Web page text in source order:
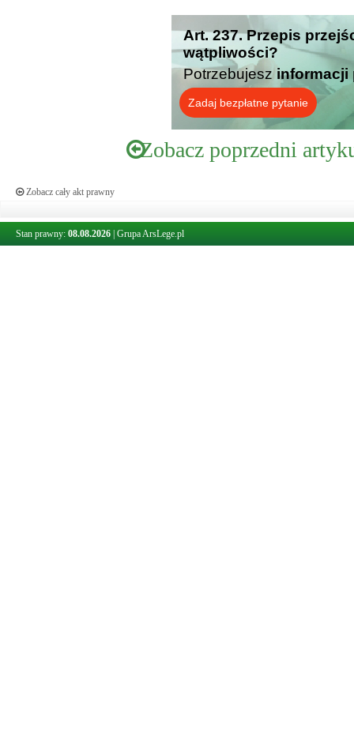
Art. 237. Przepis
wątpliwości?
Potrzebujesz informacji
Zadaj bezpłatne pytanie
Zobacz poprzedni
Zobacz cały akt prawny
Stan prawny: 08.08.2026 Grupa ArsLege.pl